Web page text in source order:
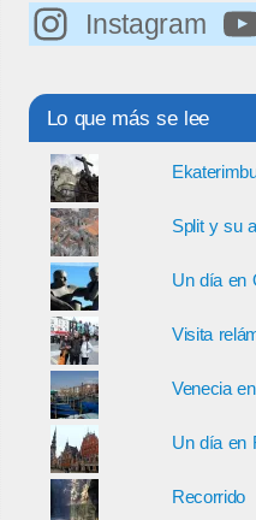
Instagram
Lo que más se lee
Split y su
Un día en
Visita
Venecia
Un día en